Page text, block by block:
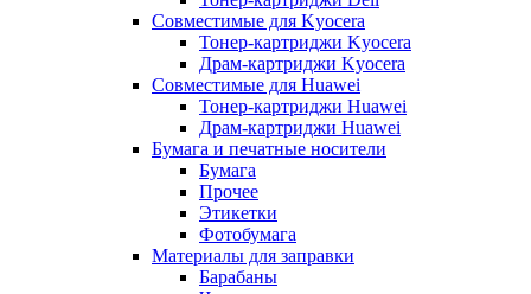
Совместимые для Kyocera
Тонер-картриджи Kyocera
Драм-картриджи Kyocera
Совместимые для Huawei
Тонер-картриджи Huawei
Драм-картриджи Huawei
Бумага и печатные носители
Бумага
Прочее
Этикетки
Фотобумага
Материалы для заправки
Барабаны